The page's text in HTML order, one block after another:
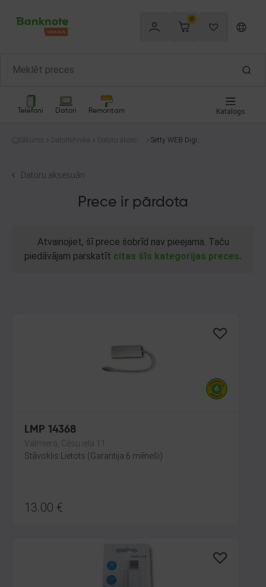
0
Telefoni Datori Remontam Katalogs
Sākums Datortehnika
Datoru aksesu
Setty WEB Digita
Datoru aksesuāri
Prece ir pārdota
Atvainojiet, šī prece šobrīd nav pieejama. Taču
piedāvājam parskatīt citas šīs kategorijas preces.
LMP 14368
Valmiera, Cēsu iela 11
Stāvoklis Lietots (Garantija 6 mēneši)
13.00 €